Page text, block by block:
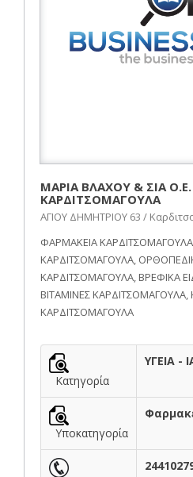
ΜΑΡΙΑ ΒΛΑΧΟΥ & ΣΙΑ
ΚΑΡΔΙΤΣΟΜΑΓΟΥΛΑ
ΑΓΙΟΥ ΔΗΜΗΤΡΙΟΥ 63 /
ΦΑΡΜΑΚΕΙΑ
ΚΑΡΔΙΤΣΟΜΑΓΟΥΛΑ,
ΚΑΡΔΙΤΣΟΜΑΓΟΥΛΑ, ΒΡΕΦΙΚΑ
ΒΙΤΑΜΙΝΕΣ ΚΑΡΔΙΤΣΟΜΑΓΟΥΛΑ,
ΚΑΡΔΙΤΣΟΜΑΓΟΥΛΑ
Κατηγορία
ΥΓΕΙΑ -
Υποκατηγορία